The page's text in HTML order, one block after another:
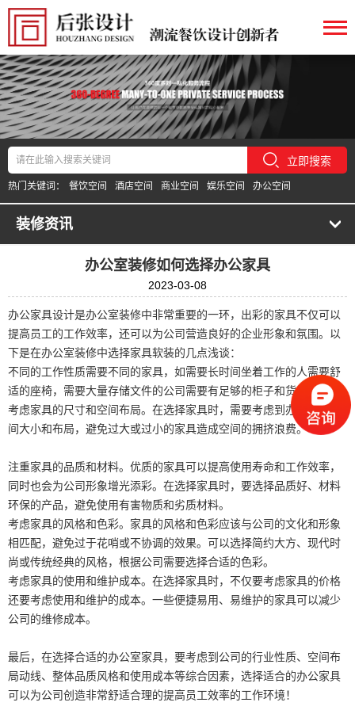
立即搜索
热门关键词： 餐饮空间 酒店空间 商业空间 娱乐空间 办公空间
装修资讯
办公室装修如何选择办公家具
2023-03-08
办公家具设计是办公室装修中非常重要的一环，出彩的家具不仅可以
提高员工的工作效率，还可以为公司营造良好的企业形象和氛围。以
下是在办公室装修中选择家具软装的几点浅谈：
不同的工作性质需要不同的家具，如需要长时间坐着工作的人需要舒
适的座椅，需要大量存储文件的公司需要有足够的柜子和货架。
考虑家具的尺寸和空间布局。在选择家具时，需要考虑到办公室的空
间大小和布局，避免过大或过小的家具造成空间的拥挤浪费。
注重家具的品质和材料。优质的家具可以提高使用寿命和工作效率，
同时也会为公司形象增光添彩。在选择家具时，要选择品质好、材料
环保的产品，避免使用有害物质和劣质材料。
考虑家具的风格和色彩。家具的风格和色彩应该与公司的文化和形象
相匹配，避免过于花哨或不协调的效果。可以选择简约大方、现代时
尚或传统经典的风格，根据公司需要选择合适的色彩。
考虑家具的使用和维护成本。在选择家具时，不仅要考虑家具的价格
还要考虑使用和维护的成本。一些便捷易用、易维护的家具可以减少
公司的维修成本。
最后，在选择合适的办公室家具，要考虑到公司的行业性质、空间布
局动线、整体品质风格和使用成本等综合因素，选择适合的办公家具
可以为公司创造非常舒适合理的提高员工效率的工作环境！